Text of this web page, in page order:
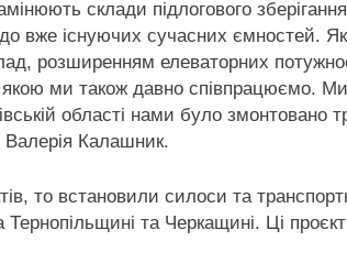
склади підлогового
вже існуючих сучасних ємностей.
розширенням елеваторних
ми також давно співпрацюємо.
області нами було змонтовано
Калашник.
то встановили силоси та
та Черкащині. Ці